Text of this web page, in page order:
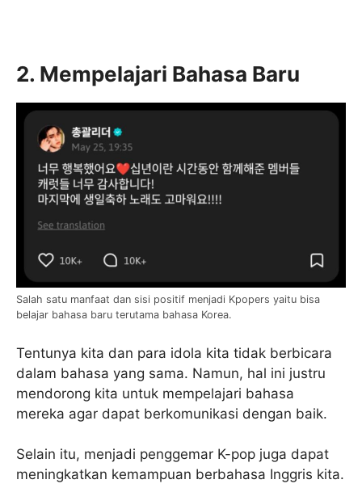
2. Mempelajari Bahasa Baru
Salah satu manfaat dan sisi positif menjadi Kpopers yaitu bisa
belajar bahasa baru terutama bahasa Korea.
Tentunya kita dan para idola kita tidak berbicara
dalam bahasa yang sama. Namun, hal ini justru
mendorong kita untuk mempelajari bahasa
mereka agar dapat berkomunikasi dengan baik.
Selain itu, menjadi penggemar K-pop juga dapat
meningkatkan kemampuan berbahasa Inggris kita.